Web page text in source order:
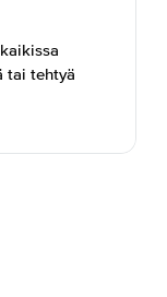
tai tehtyä